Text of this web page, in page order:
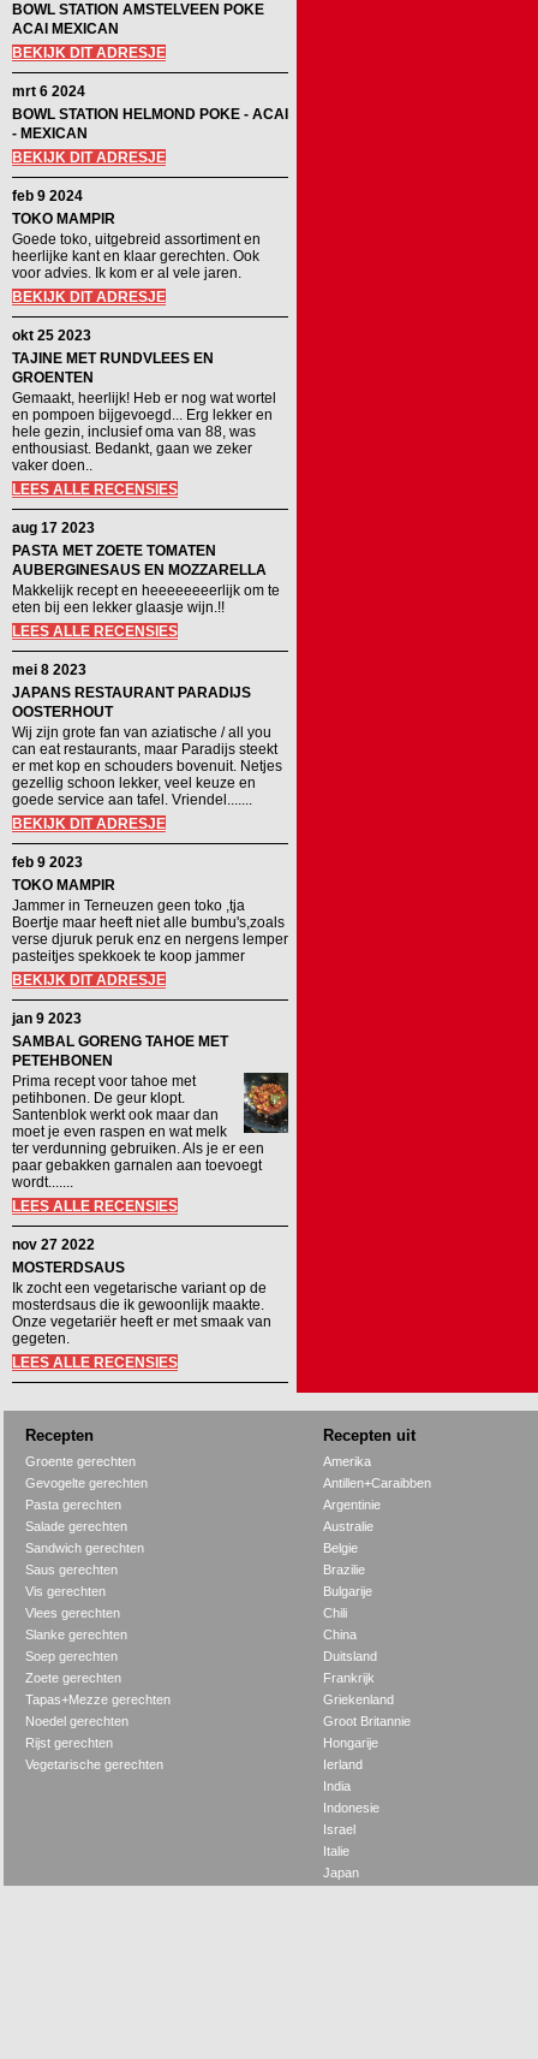
BOWL STATION AMSTELVEEN POKE
ACAI MEXICAN
BEKIJK DIT ADRESJE
mrt 6 2024
BOWL STATION HELMOND POKE - ACAI
- MEXICAN
BEKIJK DIT ADRESJE
feb 9 2024
TOKO MAMPIR
Goede toko, uitgebreid assortiment en
heerlijke kant en klaar gerechten. Ook
voor advies. Ik kom er al vele jaren.
BEKIJK DIT ADRESJE
okt 25 2023
TAJINE MET RUNDVLEES EN
GROENTEN
Gemaakt, heerlijk! Heb er nog wat wortel
en pompoen bijgevoegd... Erg lekker en
hele gezin, inclusief oma van 88, was
enthousiast. Bedankt, gaan we zeker
vaker doen..
LEES ALLE RECENSIES
aug 17 2023
PASTA MET ZOETE TOMATEN
AUBERGINESAUS EN MOZZARELLA
Makkelijk recept en heeeeeeeerlijk om te
eten bij een lekker glaasje wijn.!!
LEES ALLE RECENSIES
mei 8 2023
JAPANS RESTAURANT PARADIJS
OOSTERHOUT
Wij zijn grote fan van aziatische / all you
can eat restaurants, maar Paradijs steekt
er met kop en schouders bovenuit. Netjes
gezellig schoon lekker, veel keuze en
goede service aan tafel. Vriendel.......
BEKIJK DIT ADRESJE
feb 9 2023
TOKO MAMPIR
Jammer in Terneuzen geen toko ,tja
Boertje maar heeft niet alle bumbu's,zoals
verse djuruk peruk enz en nergens lemper
pasteitjes spekkoek te koop jammer
BEKIJK DIT ADRESJE
jan 9 2023
SAMBAL GORENG TAHOE MET
PETEHBONEN
Prima recept voor tahoe met
petihbonen. De geur klopt.
Santenblok werkt ook maar dan
moet je even raspen en wat melk
ter verdunning gebruiken. Als je er een
paar gebakken garnalen aan toevoegt
wordt.......
LEES ALLE RECENSIES
nov 27 2022
MOSTERDSAUS
Ik zocht een vegetarische variant op de
mosterdsaus die ik gewoonlijk maakte.
Onze vegetariër heeft er met smaak van
gegeten.
LEES ALLE RECENSIES
Recepten Recepten uit
Groente gerechten
Gevogelte gerechten
Pasta gerechten
Salade gerechten
Sandwich gerechten
Saus gerechten
Vis gerechten
Vlees gerechten
Slanke gerechten
Soep gerechten
Zoete gerechten
Tapas+Mezze gerechten
Noedel gerechten
Rijst gerechten
Vegetarische gerechten
Amerika
Antillen+Caraibben
Argentinie
Australie
Belgie
Brazilie
Bulgarije
Chili
China
Duitsland
Frankrijk
Griekenland
Groot Britannie
Hongarije
Ierland
India
Indonesie
Israel
Italie
Japan